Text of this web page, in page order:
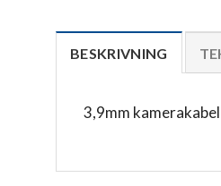
BESKRIVNING
3,9mm